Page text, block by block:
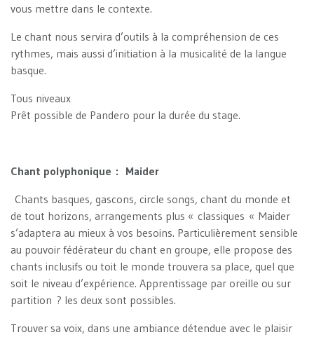
vous mettre dans le contexte.
Le chant nous servira d’outils à la compréhension de ces
rythmes, mais aussi d’initiation à la musicalité de la langue
basque.
Tous niveaux
Prêt possible de Pandero pour la durée du stage.
Chant polyphonique : Maider
Chants basques, gascons, circle songs, chant du monde et
de tout horizons, arrangements plus « classiques « Maider
s’adaptera au mieux à vos besoins. Particulièrement sensible
au pouvoir fédérateur du chant en groupe, elle propose des
chants inclusifs ou toit le monde trouvera sa place, quel que
soit le niveau d’expérience. Apprentissage par oreille ou sur
partition ? les deux sont possibles.
Trouver sa voix, dans une ambiance détendue avec le plaisir